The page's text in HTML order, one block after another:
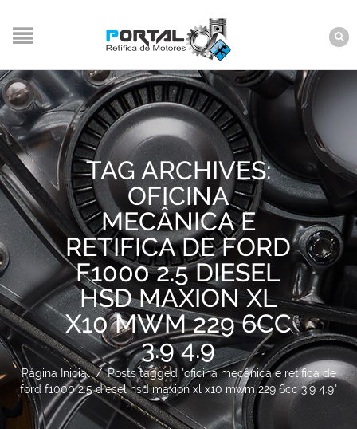
TAG ARCHIVES:
OFICINA
MECÂNICA E
RETIFICA DE FORD
F1000 2.5 DIESEL
HSD MAXION XL
X10 MWM 229 6CC
3.9 4.9
Página Inicial / Posts tagged "oficina mecânica e retifica de
ford f1000 2.5 diesel hsd maxion xl x10 mwm 229 6cc 3.9 4.9"